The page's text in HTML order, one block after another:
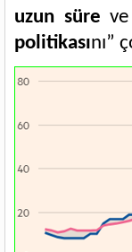
uzun süre
politikasını”